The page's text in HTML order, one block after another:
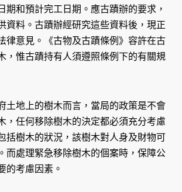
期和預計完工日期。應古蹟辦的要求，
資料。古蹟辦經研究這些資料後，現正
律意見。《古物及古蹟條例》容許在古
，惟古蹟持有人須遵照條例下的有關規
土地上的樹木而言，當局的政策是不會
，任何移除樹木的決定都必須充分考慮
括樹木的狀況，該樹木對人身及財物可
而處理緊急移除樹木的個案時，保障公
的考慮因素。